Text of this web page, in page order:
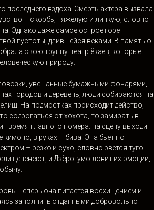
последнего вздоха. Смерть актера вызвала
– скорбь, тяжелую и липкую, словно
Однако даже самое острое горе
пустоты, длившейся веками. В память о
свою труппу: театр ёкаев, которые
природу.
увешанные бумажными фонарями,
городов и деревень, люди собираются на
На подмостках происходит действо,
содрогаться от хохота, то замирать в
время главного номера: на сцену выходит
кимоно, в руках – бива. Она бьет по
– резко и сухо, словно рвется туго
цепенеют, и Дзёрогумо ловит их эмоции,
Теперь она питается восхищением и
заполнить отданными добровольно